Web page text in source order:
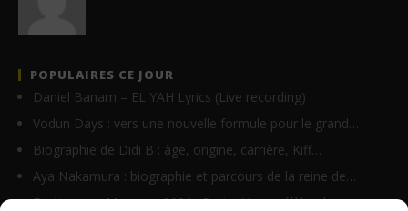
POPULAIRES CE JOUR
Daniel Banam – EL YAH Lyrics (Live recording)
Vodun Days : vers une nouvelle formule pour le grand…
Biographie de Didi B : âge, origine, carrière, Kiff…
Aya Nakamura : biographie et parcours de la reine de…
Festival des Masques 2026 : Porto-Novo célèbre le…